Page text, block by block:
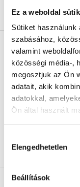
Ez a weboldal
Sütiket
szabásához,
valamint
közösségi média-,
megosztjuk az Ön
adatait, akik
adatokkal,
Ön által használt
szabályzat:
kiválasztása
Elengedhetetlen
Beállítások
Árlista
Dr.
Árlista
* Szakorvos jelölt